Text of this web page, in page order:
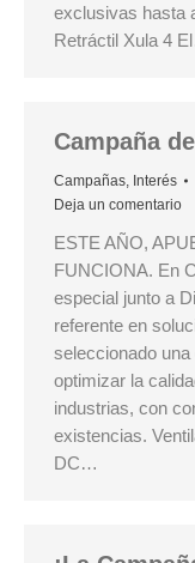
exclusivas hasta
Retráctil Xula 4
Campaña
Campañas, Interés
Deja un comentario
ESTE AÑO,
FUNCIONA. En
especial junto a
referente en
seleccionado
optimizar la
industrias, con
existencias.
DC…